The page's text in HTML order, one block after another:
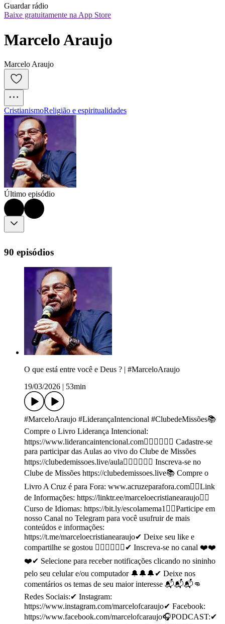
Guardar rádio
Baixe gratuitamente na App Store
Marcelo Araujo
Marcelo Araujo
CristianismoReligião e espiritualidades
Último episódio
90 episódios
O que está entre você e Deus ? | #MarceloAraujo
19/03/2026
53min
#MarceloAraujo #LiderançaIntencional #ClubedeMissões📚
Compre o Livro Liderança Intencional:
https://www.liderancaintencional.com🙋🏻‍♂️🙋🏼‍♀️ Cadastre-se
para participar das Aulas ao vivo do Clube de Missões
https://clubedemissoes.live/aula🙋🏻‍♂️🙋🏼‍♀️ Inscreva-se no
Clube de Missões https://clubedemissoes.live📚 Compre o
Livro A Cruz é para Fora: www.acruzeparafora.com👉🏼Link
de Informações: https://linktr.ee/marceloecristianearaujo👉🏼
Curso de Idiomas: https://bit.ly/escolamema1👉🏼Participe em
nosso Canal no Telegram para você usufruir de mais
conteúdos e informações:
https://t.me/marceloecristianearaujo✔ Deixe seu like e
compartilhe se gostou 👍🏻👍🏻👍🏻✔ Inscreva-se no canal ❤️❤️
❤️✔ Selecione para receber notificações clicando no sininho
pelo seu celular e/ou computador 🔔🔔🔔✔ Deixe nos
comentários os temas de seu maior interesse 📬📬📬👊
Redes Sociais:✔ Instagram:
https://www.instagram.com/marcelofcaraujo✔ Facebook:
https://www.facebook.com/marcelofcaraujo🎧PODCAST:✔